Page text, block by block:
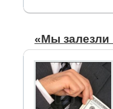
«Мы залезли